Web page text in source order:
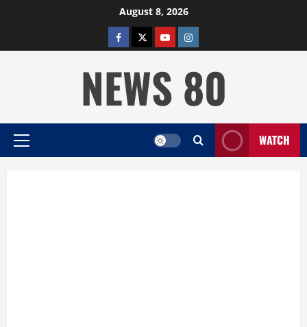
August 8, 2026
facebooktwitterYOUTUBE
instagram
NEWS 80
Primary
WATCH